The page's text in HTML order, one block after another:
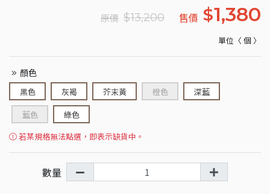
原價 $13,200 售價 $1,380
單位〈 個 〉
顏色
黑色 灰褐 芥末黃 橙色
深藍
藍色
綠色
若某規格無法點選，即表示缺貨中。
數量